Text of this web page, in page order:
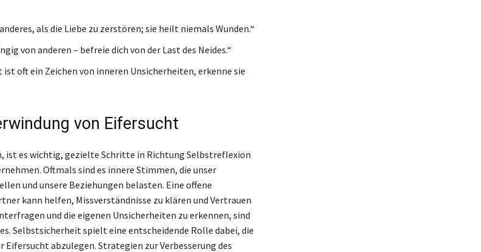
als die Liebe zu zerstören; sie heilt niemals Wunden.“
von anderen – befreie dich von der Last des Neides.“
ist oft ein Zeichen von inneren Unsicherheiten, erkenne sie
von Eifersucht
ist es wichtig, gezielte Schritte in Richtung Selbstreflexion
Oftmals sind es innere Stimmen, die unser
und unsere Beziehungen belasten. Eine offene
kann helfen, Missverständnisse zu klären und Vertrauen
und die eigenen Unsicherheiten zu erkennen, sind
Selbstsicherheit spielt eine entscheidende Rolle dabei, die
abzulegen. Strategien zur Verbesserung des